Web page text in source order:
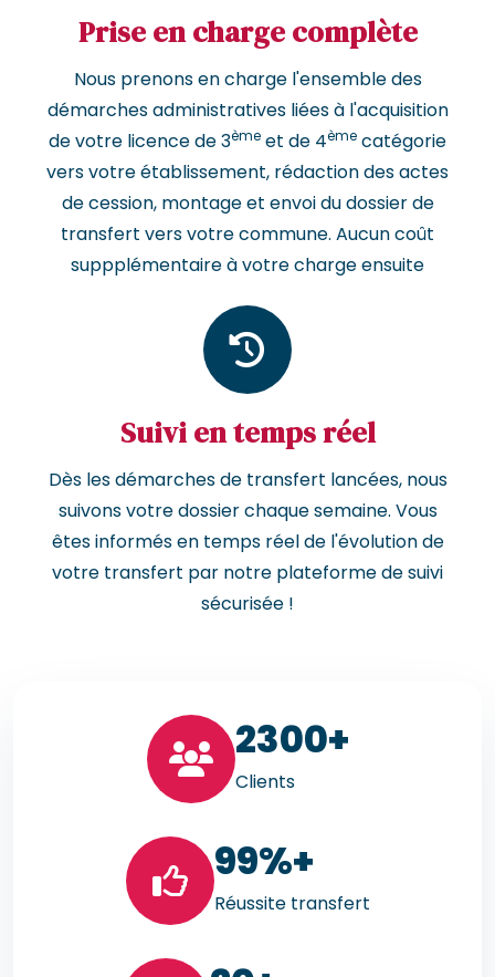
Prise en charge complète
Nous prenons en charge l'ensemble des
démarches administratives liées à l'acquisition
de votre licence de 3ème et de 4ème catégorie
vers votre établissement, rédaction des actes
de cession, montage et envoi du dossier de
transfert vers votre commune. Aucun coût
suppplémentaire à votre charge ensuite
Suivi en temps réel
Dès les démarches de transfert lancées, nous
suivons votre dossier chaque semaine. Vous
êtes informés en temps réel de l'évolution de
votre transfert par notre plateforme de suivi
sécurisée !
2300+
Clients
99%+
Réussite transfert